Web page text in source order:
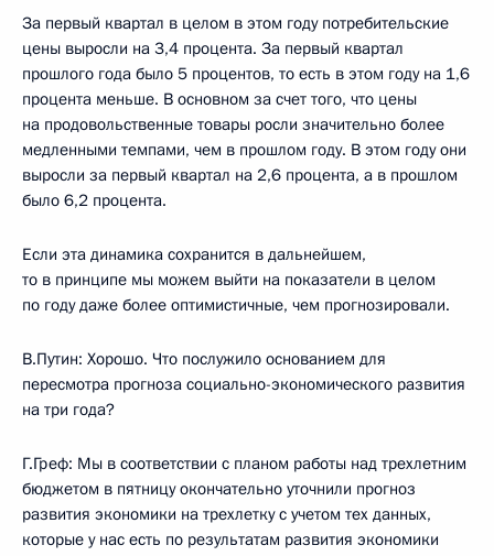
За первый квартал в целом в этом году потребительские
цены выросли на 3,4 процента. За первый квартал
прошлого года было 5 процентов, то есть в этом году на 1,6
процента меньше. В основном за счет того, что цены
на продовольственные товары росли значительно более
медленными темпами, чем в прошлом году. В этом году они
выросли за первый квартал на 2,6 процента, а в прошлом
было 6,2 процента.
Если эта динамика сохранится в дальнейшем,
то в принципе мы можем выйти на показатели в целом
по году даже более оптимистичные, чем прогнозировали.
В.Путин: Хорошо. Что послужило основанием для
пересмотра прогноза социально-экономического развития
на три года?
Г.Греф: Мы в соответствии с планом работы над трехлетним
бюджетом в пятницу окончательно уточнили прогноз
развития экономики на трехлетку с учетом тех данных,
которые у нас есть по результатам развития экономики